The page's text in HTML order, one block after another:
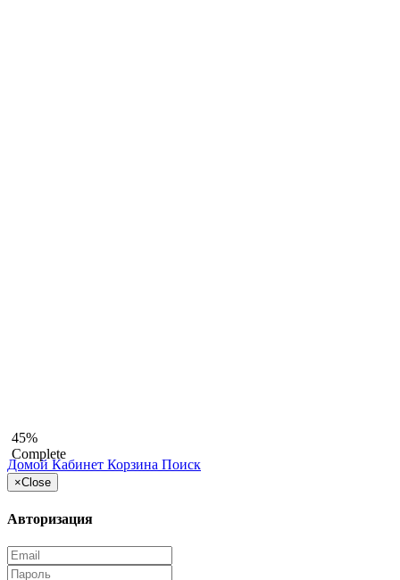
45%
Complete
Домой Кабинет Корзина Поиск
×Close
Авторизация